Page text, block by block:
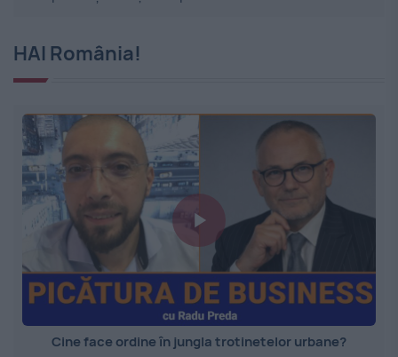
HAI România!
Cine face ordine în jungla trotinetelor urbane?